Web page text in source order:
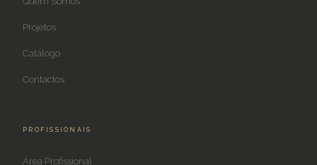
Projetos
Catálogo
Contactos
PROFISSIONAIS
Área Profissional